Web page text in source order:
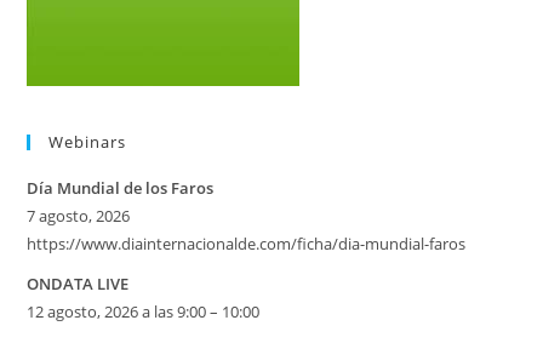
Webinars
Día Mundial de los Faros
7 agosto, 2026
https://www.diainternacionalde.com/ficha/dia-mundial-faros
ONDATA LIVE
12 agosto, 2026 a las 9:00 – 10:00